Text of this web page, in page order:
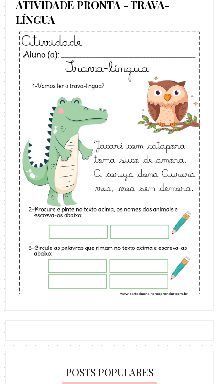
ATIVIDADE PRONTA - TRAVA-
LÍNGUA
POSTS POPULARES